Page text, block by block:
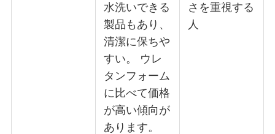
水洗いできる
製品もあり、
清潔に保ちや
すい。 ウレ
タンフォーム
に比べて価格
が高い傾向が
あります。
さを重視する
人